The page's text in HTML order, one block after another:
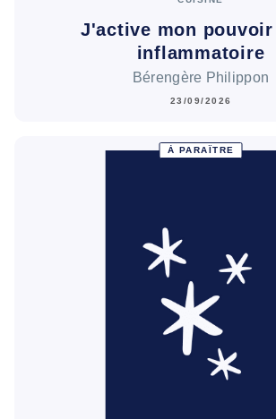
J'active mon
inflammatoire
Bérengère Philippon
23/09/2026
À PARAÎTRE